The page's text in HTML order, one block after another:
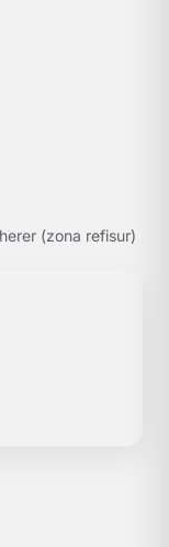
(zona refisur)